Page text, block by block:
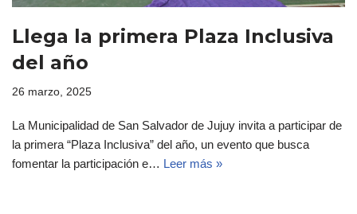
Llega la primera Plaza Inclusiva
del año
26 marzo, 2025
La Municipalidad de San Salvador de Jujuy invita a participar de
la primera “Plaza Inclusiva” del año, un evento que busca
fomentar la participación e… Leer más »